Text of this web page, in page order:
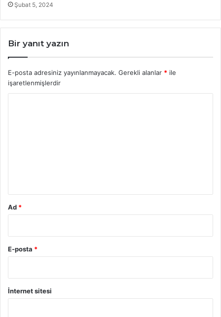
Şubat 5, 2024
Bir yanıt yazın
E-posta adresiniz yayınlanmayacak. Gerekli alanlar * ile
işaretlenmişlerdir
Ad *
E-posta *
İnternet sitesi